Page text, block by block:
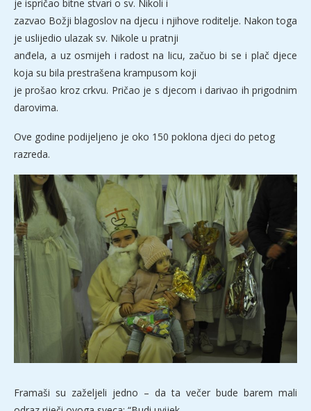
je ispričao bitne stvari o sv. Nikoli i
zazvao Božji blagoslov na djecu i njihove roditelje. Nakon toga
je uslijedio ulazak sv. Nikole u pratnji
anđela, a uz osmijeh i radost na licu, začuo bi se i plač djece
koja su bila prestrašena krampusom koji
je prošao kroz crkvu. Pričao je s djecom i darivao ih prigodnim
darovima.
Ove godine podijeljeno je oko 150 poklona djeci do petog
razreda.
Framaši su zaželjeli jedno – da ta večer bude barem mali